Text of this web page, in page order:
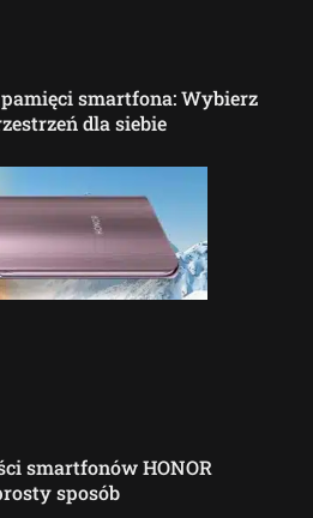
smartfona: Wybierz
dla siebie
smartfonów HONOR
sposób